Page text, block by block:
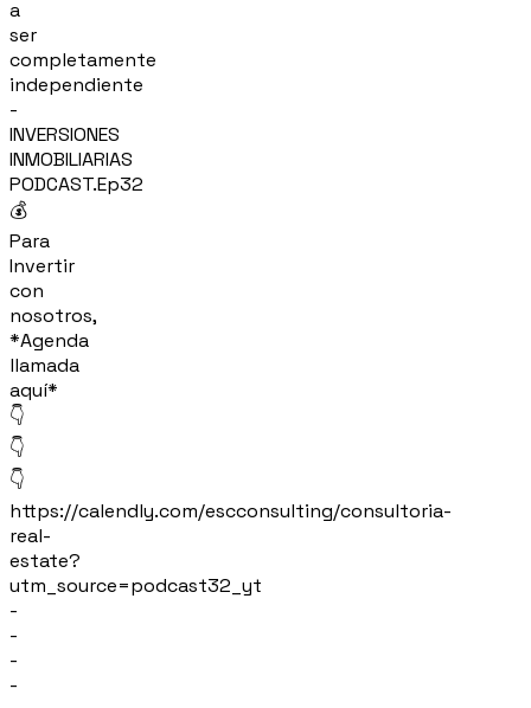
a
ser
completamente
independiente
-
INVERSIONES
INMOBILIARIAS
PODCAST.Ep32
💰
Para
Invertir
con
nosotros,
*Agenda
llamada
aquí*
👇
👇
👇
https://calendly.com/escconsulting/consultoria-
real-
estate?
utm_source=podcast32_yt
-
-
-
-